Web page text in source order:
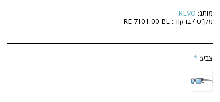
מותג: REVO
מק"ט / ברקוד:: RE 7101 00 BL
צבע: *